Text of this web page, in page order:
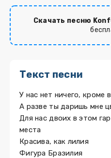
Скачать песню
Текст песни
У нас нет ничего, кроме
А разве ты даришь мне
Для нас двоих в этом
места
Красива, как лилия
Фигура Бразилия